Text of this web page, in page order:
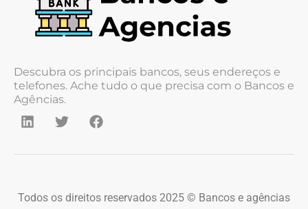
Descubra os principais bancos, seus endereços e
telefones. Ache tudo o que precisa com o Bancos e
Agências.
Todos os direitos reservados 2025 © Bancos e agências